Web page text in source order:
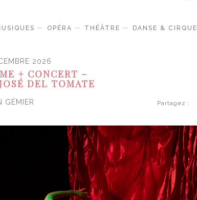
OPÉRA THÉÂTRE DANSE & CIRQUE
2026
+ CONCERT –
DEL TOMATE
GÉMIER Partagez :